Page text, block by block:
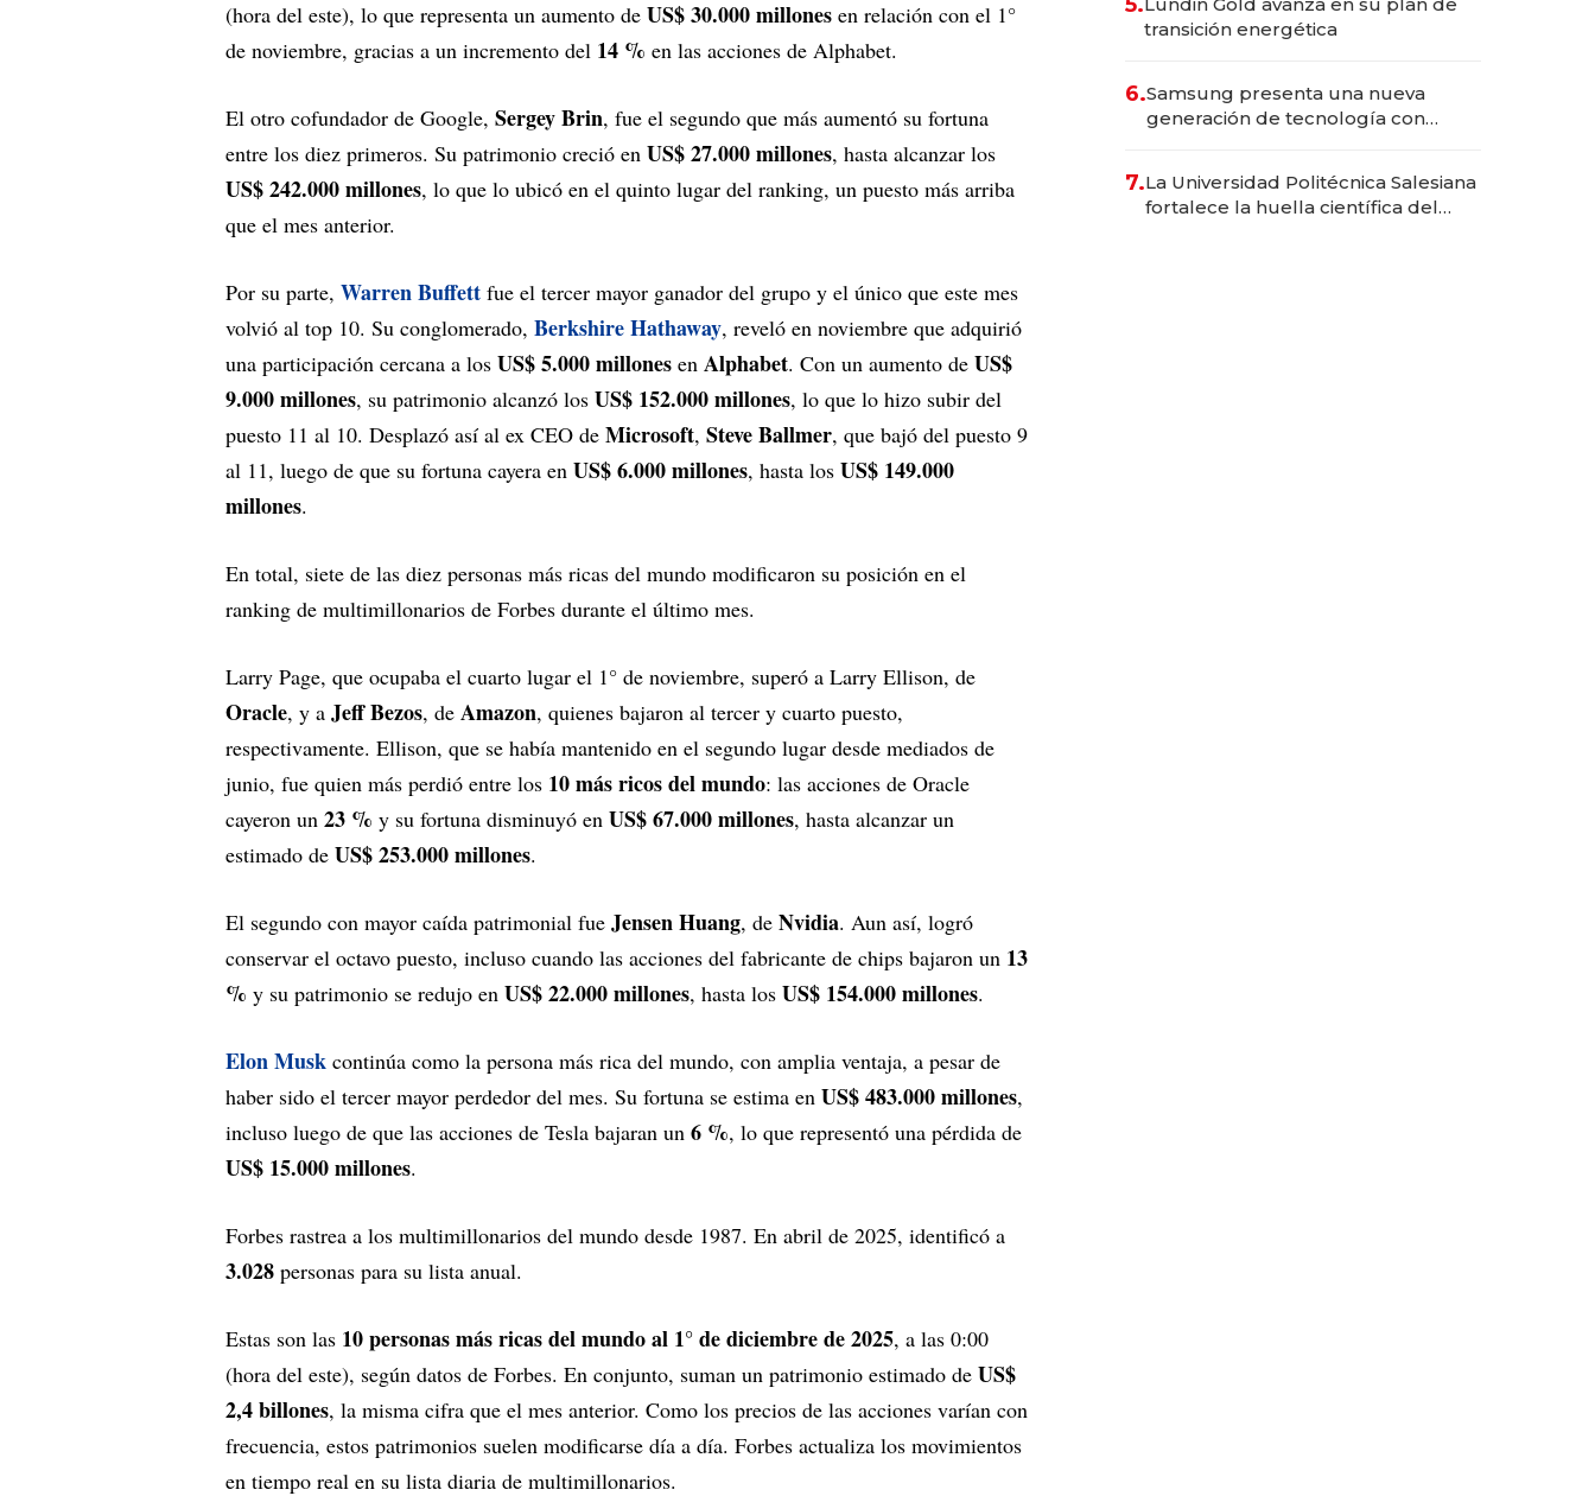
(hora del este), lo que representa un aumento de US$ 30.000 millones en relación con el 1°
de noviembre, gracias a un incremento del 14 % en las acciones de Alphabet.
El otro cofundador de Google, Sergey Brin, fue el segundo que más aumentó su fortuna
entre los diez primeros. Su patrimonio creció en US$ 27.000 millones, hasta alcanzar los
US$ 242.000 millones, lo que lo ubicó en el quinto lugar del ranking, un puesto más arriba
que el mes anterior.
Por su parte, Warren Buffett fue el tercer mayor ganador del grupo y el único que este mes
volvió al top 10. Su conglomerado, Berkshire Hathaway, reveló en noviembre que adquirió
una participación cercana a los US$ 5.000 millones en Alphabet. Con un aumento de US$
9.000 millones, su patrimonio alcanzó los US$ 152.000 millones, lo que lo hizo subir del
puesto 11 al 10. Desplazó así al ex CEO de Microsoft, Steve Ballmer, que bajó del puesto 9
al 11, luego de que su fortuna cayera en US$ 6.000 millones, hasta los US$ 149.000
millones.
En total, siete de las diez personas más ricas del mundo modificaron su posición en el
ranking de multimillonarios de Forbes durante el último mes.
Larry Page, que ocupaba el cuarto lugar el 1° de noviembre, superó a Larry Ellison, de
Oracle, y a Jeff Bezos, de Amazon, quienes bajaron al tercer y cuarto puesto,
respectivamente. Ellison, que se había mantenido en el segundo lugar desde mediados de
junio, fue quien más perdió entre los 10 más ricos del mundo: las acciones de Oracle
cayeron un 23 % y su fortuna disminuyó en US$ 67.000 millones, hasta alcanzar un
estimado de US$ 253.000 millones.
El segundo con mayor caída patrimonial fue Jensen Huang, de Nvidia. Aun así, logró
conservar el octavo puesto, incluso cuando las acciones del fabricante de chips bajaron un 13
% y su patrimonio se redujo en US$ 22.000 millones, hasta los US$ 154.000 millones.
Elon Musk continúa como la persona más rica del mundo, con amplia ventaja, a pesar de
haber sido el tercer mayor perdedor del mes. Su fortuna se estima en US$ 483.000 millones,
incluso luego de que las acciones de Tesla bajaran un 6 %, lo que representó una pérdida de
US$ 15.000 millones.
Forbes rastrea a los multimillonarios del mundo desde 1987. En abril de 2025, identificó a
3.028 personas para su lista anual.
Estas son las 10 personas más ricas del mundo al 1° de diciembre de 2025, a las 0:00
(hora del este), según datos de Forbes. En conjunto, suman un patrimonio estimado de US$
2,4 billones, la misma cifra que el mes anterior. Como los precios de las acciones varían con
frecuencia, estos patrimonios suelen modificarse día a día. Forbes actualiza los movimientos
en tiempo real en su lista diaria de multimillonarios.
transición energética
6.Samsung presenta una nueva
generación de tecnología con
7.La Universidad Politécnica Salesiana
fortalece la huella científica del